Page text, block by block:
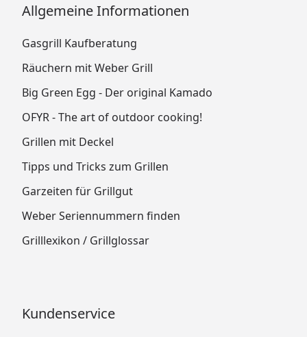
Allgemeine Informationen
Gasgrill Kaufberatung
Räuchern mit Weber Grill
Big Green Egg - Der original Kamado
OFYR - The art of outdoor cooking!
Grillen mit Deckel
Tipps und Tricks zum Grillen
Garzeiten für Grillgut
Weber Seriennummern finden
Grilllexikon / Grillglossar
Kundenservice